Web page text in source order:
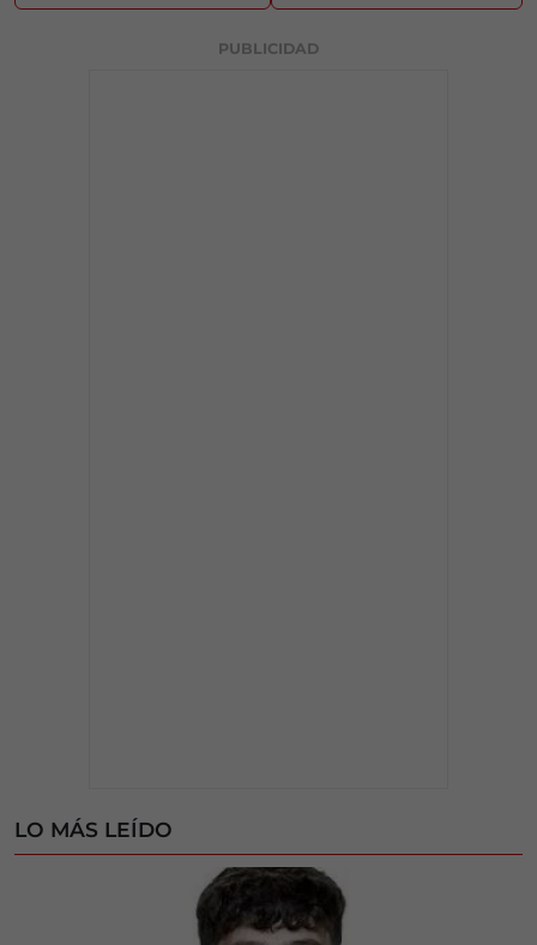
PUBLICIDAD
LO MÁS LEÍDO